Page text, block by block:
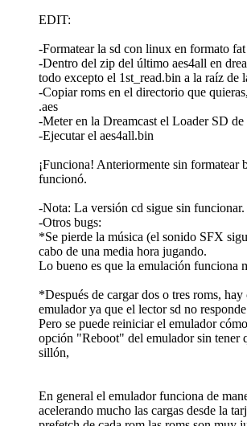
EDIT:
-Formatear la sd con linux en formato fat
-Dentro del zip del último aes4all en
todo excepto el 1st_read.bin a la raíz de
-Copiar roms en el directorio que
.aes
-Meter en la Dreamcast el Loader SD
-Ejecutar el aes4all.bin
¡Funciona! Anteriormente sin formatear
funcionó.
-Nota: La versión cd sigue sin funcionar.
-Otros bugs:
*Se pierde la música (el sonido SFX
cabo de una media hora jugando.
Lo bueno es que la emulación funciona
*Después de cargar dos o tres roms,
emulador ya que el lector sd no
Pero se puede reiniciar el emulador
opción "Reboot" del emulador sin tener
sillón,
En general el emulador funciona de
acelerando mucho las cargas desde la